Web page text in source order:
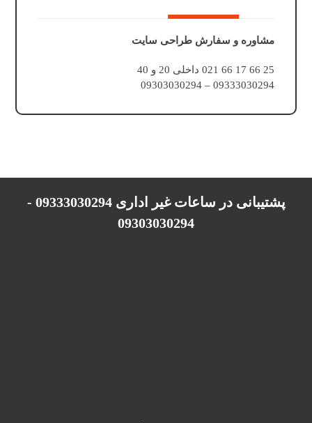
مشاوره و سفارش طراحی سایت
25 66 17 66 021 داخلی 20 و 40
09333030294 – 09303030294
پشتیبانی در ساعات غیر اداری 09333030294 -
09303030294